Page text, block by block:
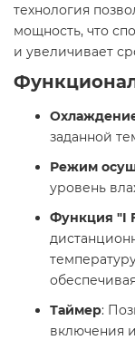
технология
мощность, что
и увеличивает
заданной
Режим
уровень
Функция "I
Таймер:
включения